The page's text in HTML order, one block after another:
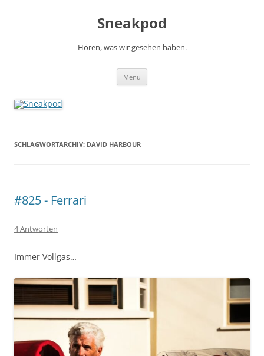
Sneakpod
Hören, was wir gesehen haben.
Menü
SCHLAGWORTARCHIV: DAVID HARBOUR
#825 - Ferrari
4 Antworten
Immer Vollgas…